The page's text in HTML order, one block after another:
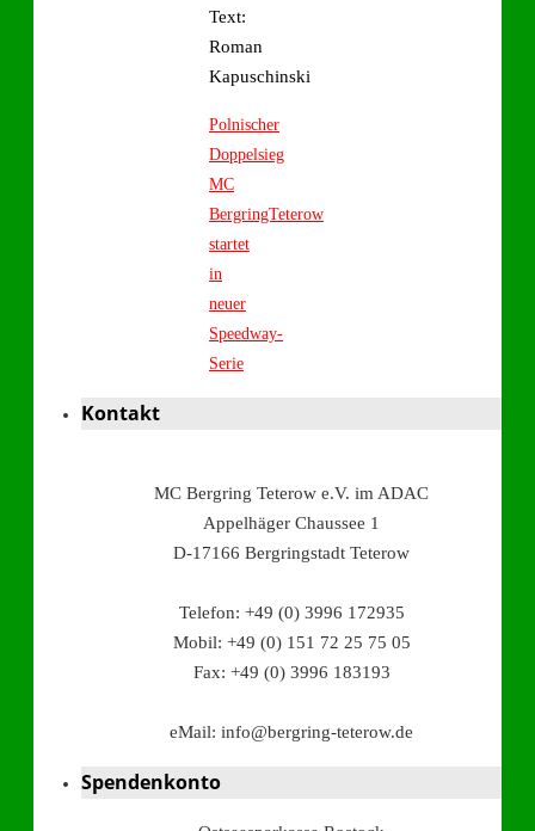
Text:
Roman
Kapuschinski
Polnischer
Doppelsieg
MC
BergringTeterow
startet
in
neuer
Speedway-
Serie
Kontakt
MC Bergring Teterow e.V. im ADAC
Appelhäger Chaussee 1
D-17166 Bergringstadt Teterow
Telefon: +49 (0) 3996 172935
Mobil: +49 (0) 151 72 25 75 05
Fax: +49 (0) 3996 183193
eMail: info@bergring-teterow.de
Spendenkonto